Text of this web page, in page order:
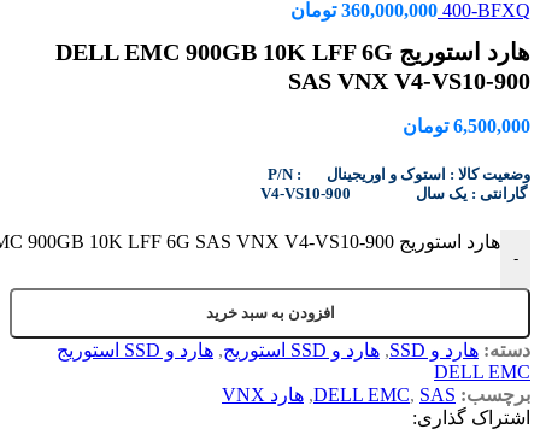
400-BFXQ
360,000,000 تومان
هارد استوریج DELL EMC 900GB 10K LFF 6G
SAS VNX V4-VS10-900
6,500,000 تومان
P/N : وضعیت کالا : استوک و اوریجینال
V4-VS10-900 گارانتی : یک سال
-
هارد استوریج DELL EMC 900GB 10K LFF 6G SAS VNX V4-VS10-900 عدد
افزودن به سبد خرید
دسته: هارد و SSD , هارد و SSD استوریج ,
هارد و SSD استوریج
DELL EMC
برچسب:
DELL EMC, SAS
, هارد VNX
اشتراک گذاری: